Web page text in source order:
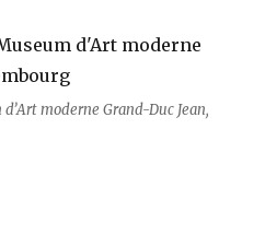
moderne Grand-Duc Jean,
Bielefeld ….“